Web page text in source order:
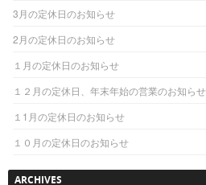
3月の定休日のお知らせ
2月の定休日のお知らせ
１月の定休日のお知らせ
１２月の定休日、年末年始の営業のお知らせ
１1月の定休日のお知らせ
１０月の定休日のお知らせ
ARCHIVES